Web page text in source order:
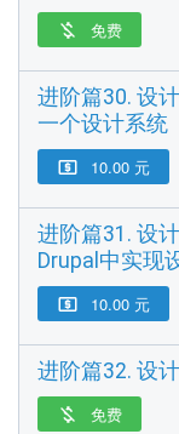
 免费
进阶篇30. 设
一个设计系统
 10.00 元
进阶篇31. 设
Drupal中实现
 10.00 元
进阶篇32. 设
 免费